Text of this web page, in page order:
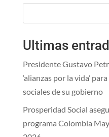
Ultimas
Presidente Gustavo
‘alianzas por la vida’
sociales de su gobierno
Prosperidad Social
programa Colombia